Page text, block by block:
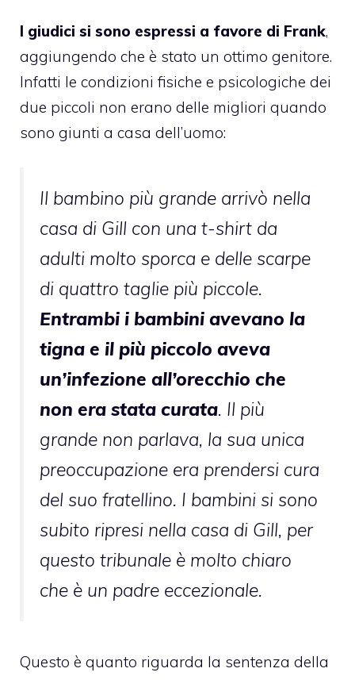
I giudici si sono espressi a favore di Frank,
aggiungendo che è stato un ottimo genitore.
Infatti le condizioni fisiche e psicologiche dei
due piccoli non erano delle migliori quando
sono giunti a casa dell’uomo:
Il bambino più grande arrivò nella
casa di Gill con una t-shirt da
adulti molto sporca e delle scarpe
di quattro taglie più piccole.
Entrambi i bambini avevano la
tigna e il più piccolo aveva
un’infezione all’orecchio che
non era stata curata. Il più
grande non parlava, la sua unica
preoccupazione era prendersi cura
del suo fratellino. I bambini si sono
subito ripresi nella casa di Gill, per
questo tribunale è molto chiaro
che è un padre eccezionale.
Questo è quanto riguarda la sentenza della